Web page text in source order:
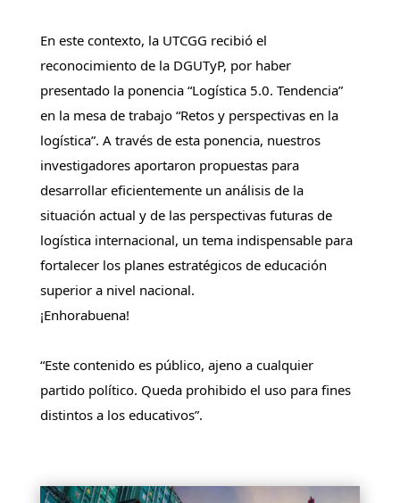
En este contexto, la UTCGG recibió el
reconocimiento de la DGUTyP, por haber
presentado la ponencia “Logística 5.0. Tendencia”
en la mesa de trabajo “Retos y perspectivas en la
logística”. A través de esta ponencia, nuestros
investigadores aportaron propuestas para
desarrollar eficientemente un análisis de la
situación actual y de las perspectivas futuras de
logística internacional, un tema indispensable para
fortalecer los planes estratégicos de educación
superior a nivel nacional.
¡Enhorabuena!
“Este contenido es público, ajeno a cualquier
partido político. Queda prohibido el uso para fines
distintos a los educativos”.